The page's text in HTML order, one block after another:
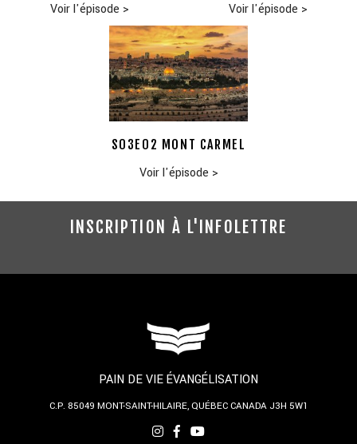
Voir l'épisode > Voir l'épisode >
S03E02 MONT CARMEL
Voir l'épisode >
INSCRIPTION À L'INFOLETTRE
PAIN DE VIE ÉVANGÉLISATION
C.P. 85049 MONT-SAINT-HILAIRE, QUÉBECCANADA J3H 5W1